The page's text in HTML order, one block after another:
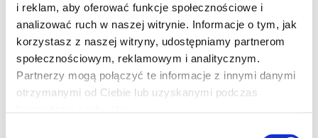
i reklam, aby oferować funkcje społecznościowe i
analizować ruch w naszej witrynie. Informacje o tym, jak
korzystasz z naszej witryny, udostępniamy partnerom
społecznościowym, reklamowym i analitycznym.
Partnerzy mogą połączyć te informacje z innymi danymi
otrzymanymi od Ciebie lub uzyskanymi podczas